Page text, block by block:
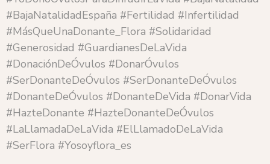
#BajaNatalidadEspaña #Fertilidad #Infertilidad
#MásQueUnaDonante_Flora #Solidaridad
#Generosidad #GuardianesDeLaVida
#DonaciónDeÓvulos #DonarÓvulos
#SerDonanteDeÓvulos #SerDonanteDeÓvulos
#DonanteDeÓvulos #DonanteDeVida #DonarVida
#HazteDonante #HazteDonanteDeÓvulos
#LaLlamadaDeLaVida #ElLlamadoDeLaVida
#SerFlora #Yosoyflora_es